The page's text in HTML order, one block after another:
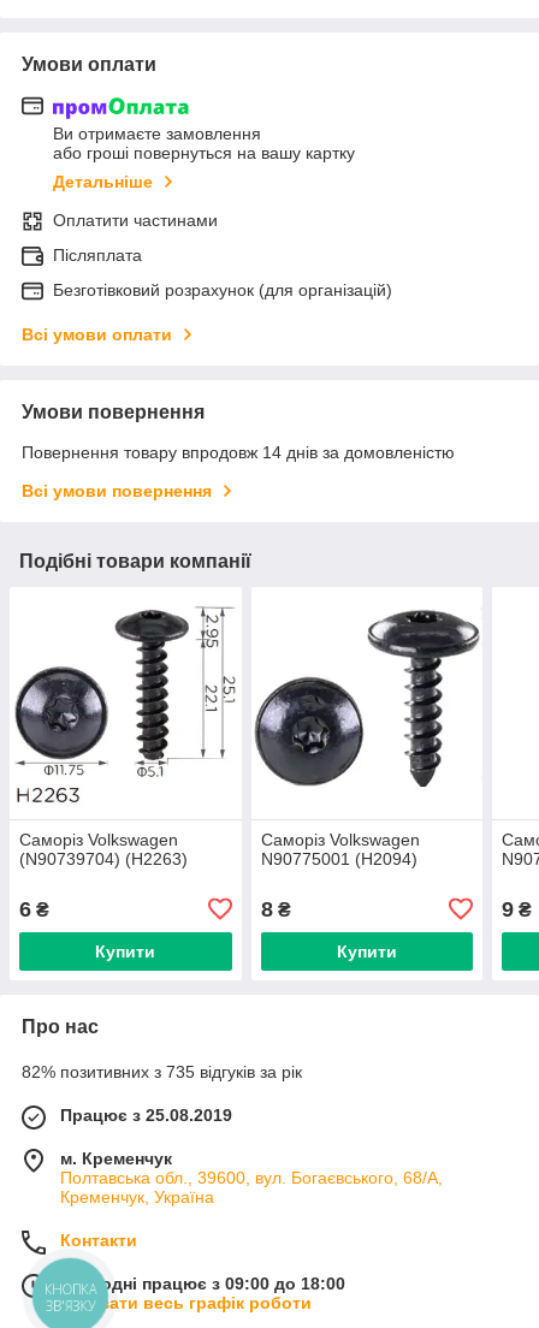
Умови оплати
Ви отримаєте замовлення
або гроші повернуться на вашу картку
Детальніше
Оплатити частинами
Післяплата
Безготівковий розрахунок (для організацій)
Всі умови оплати
Умови повернення
Повернення товару впродовж 14 днів за домовленістю
Всі умови повернення
Подібні товари компанії
Саморіз Volkswagen
(N90739704) (H2263)
6 ₴
Купити
Саморіз Volkswagen
N90775001 (H2094)
8₴
Купити
9 ₴
Про нас
82% позитивних з 735 відгуків за рік
Працює з 25.08.2019
м. Кременчук
Полтавська обл., 39600, вул. Богаєвського, 68/А,
Кременчук, Україна
Контакти
Сьогодні працює з 09:00 до 18:00
Показати весь графік роботи
КНОПКА
ЗВ'ЯЗКУ